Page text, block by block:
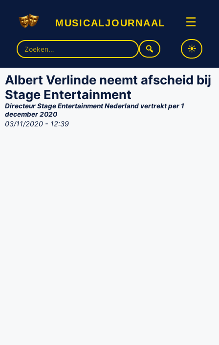
musicaljournaal ☰
Zoek
naar:
Albert Verlinde neemt afscheid bij
Stage Entertainment
Directeur Stage Entertainment Nederland vertrekt per 1
december 2020
03/11/2020 - 12:39